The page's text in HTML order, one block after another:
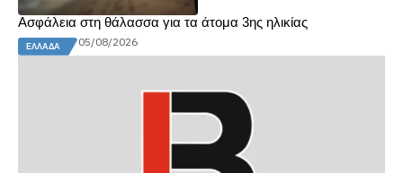
Ασφάλεια στη θάλασσα για τα άτομα 3ης ηλικίας
ΕΛΛΆΔΑ 05/08/2026